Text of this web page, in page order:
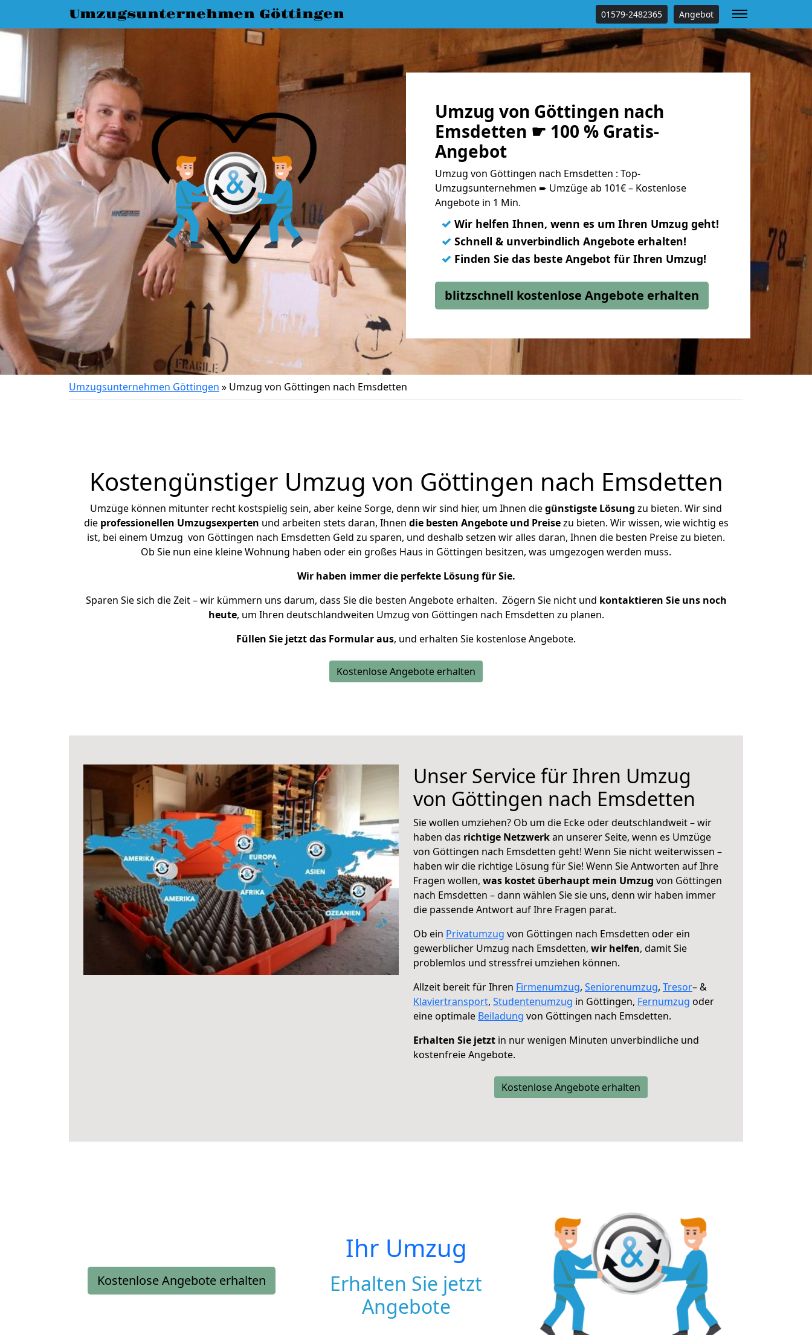
Umzugsunternehmen Göttingen 01579-2482365 Angebot
Umzug von Göttingen nach
Emsdetten ☛ 100 % Gratis-
Angebot
Umzug von Göttingen nach Emsdetten : Top-
Umzugsunternehmen ➨ Umzüge ab 101€ – Kostenlose
Angebote in 1 Min.
✓ Wir helfen Ihnen, wenn es um Ihren Umzug geht!
✓ Schnell & unverbindlich Angebote erhalten!
✓ Finden Sie das beste Angebot für Ihren Umzug!
blitzschnell kostenlose Angebote erhalten
Umzugsunternehmen Göttingen » Umzug von Göttingen nach Emsdetten
Kostengünstiger Umzug von Göttingen nach Emsdetten
Umzüge können mitunter recht kostspielig sein, aber keine Sorge, denn wir sind hier, um Ihnen diegünstigste Lösung zu bieten. Wir sind
die professionellen Umzugsexperten und arbeiten stets daran, Ihnen die besten Angebote und Preisezu bieten. Wir wissen, wie wichtig es
ist, bei einem Umzug von Göttingen nach Emsdetten Geld zu sparen, und deshalb setzen wir alles daran, Ihnen die besten Preise zu bieten.
Ob Sie nun eine kleine Wohnung haben oder ein großes Haus in Göttingen besitzen, was umgezogen werden muss.
Wir haben immer die perfekte Lösung für Sie.
Sparen Sie sich die Zeit – wir kümmern uns darum, dass Sie die besten Angebote erhalten. Zögern Sie nicht und kontaktieren Sie uns noch
heute, um Ihren deutschlandweiten Umzug von Göttingen nach Emsdetten zu planen.
Füllen Sie jetzt das Formular aus, und erhalten Sie kostenlose Angebote.
Kostenlose Angebote erhalten
Unser Service für Ihren Umzug
von Göttingen nach Emsdetten
Sie wollen umziehen? Ob um die Ecke oder deutschlandweit – wir
haben das richtige Netzwerkan unserer Seite, wenn es Umzüge
von Göttingen nach Emsdetten geht! Wenn Sie nicht weiterwissen –
haben wir die richtige Lösung für Sie! Wenn Sie Antworten auf Ihre
Fragen wollen, was kostet überhaupt mein Umzug von Göttingen
nach Emsdetten – dann wählen Sie sie uns, denn wir haben immer
die passende Antwort auf Ihre Fragen parat.
Ob ein Privatumzug von Göttingen nach Emsdetten oder ein
gewerblicher Umzug nach Emsdetten, wir helfen, damit Sie
problemlos und stressfrei umziehen können.
Allzeit bereit für Ihren Firmenumzug, Seniorenumzug, Tresor– &
Klaviertransport, Studentenumzug in Göttingen, Fernumzug oder
eine optimale Beiladung von Göttingen nach Emsdetten.
Erhalten Sie jetzt in nur wenigen Minuten unverbindliche und
kostenfreie Angebote.
Kostenlose Angebote erhalten
Kostenlose Angebote erhalten
Ihr Umzug
Erhalten Sie jetzt
Angebote